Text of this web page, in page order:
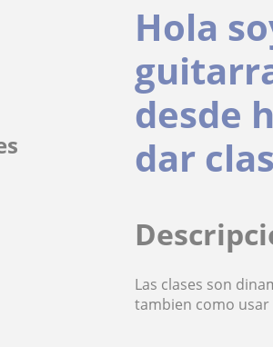
Hola
desde
dar
Las clases son
tambien como usar